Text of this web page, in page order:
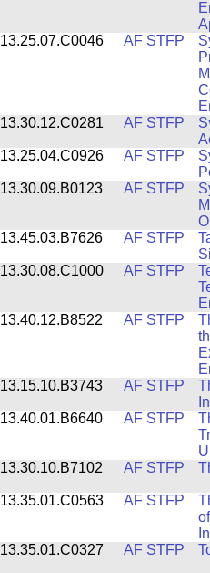
13.25.07.C0046
AF STFP
13.30.12.C0281
AF STFP
13.25.04.C0926
AF STFP
13.30.09.B0123
AF STFP
13.45.03.B7626
AF STFP
13.30.08.C1000
AF STFP
13.40.12.B8522
AF STFP
13.15.10.B3743
AF STFP
13.40.01.B6640
AF STFP
13.30.10.B7102
AF STFP
13.35.01.C0563 AF STFP
13.35.01.C0327
AF STFP